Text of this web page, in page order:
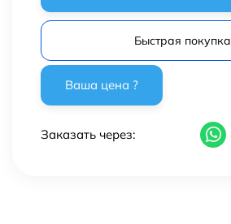
Быстрая покупка
Заказать через: